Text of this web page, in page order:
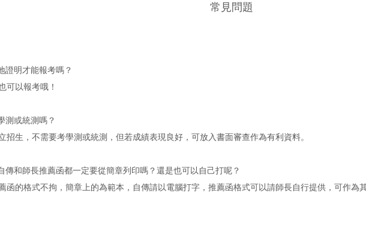
常見問題
證明才能報考嗎？
可以報考哦！
測或統測嗎？
招生，不需要考學測或統測，但若成績表現良好，可放入書面審查作為有利資料。
傳和師長推薦函都一定要從簡章列印嗎？還是也可以自己打呢？
函的格式不拘，簡章上的為範本，自傳請以電腦打字，推薦函格式可以請師長自行提供，可作為